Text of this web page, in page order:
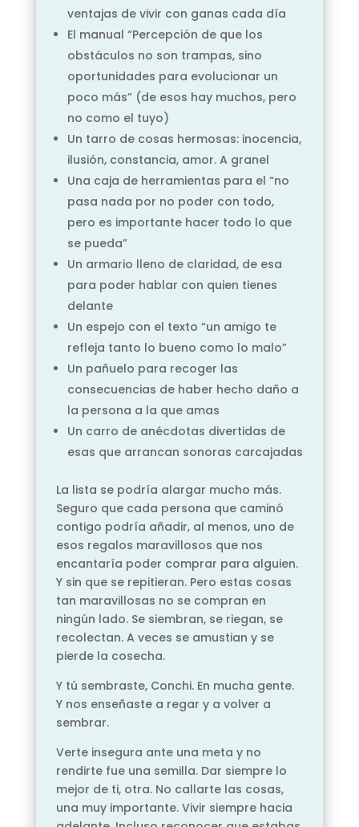
ventajas de vivir con ganas cada día
El manual “Percepción de que los
obstáculos no son trampas, sino
oportunidades para evolucionar un
poco más” (de esos hay muchos, pero
no como el tuyo)
Un tarro de cosas hermosas: inocencia,
ilusión, constancia, amor. A granel
Una caja de herramientas para el “no
pasa nada por no poder con todo,
pero es importante hacer todo lo que
se pueda”
Un armario lleno de claridad, de esa
para poder hablar con quien tienes
delante
Un espejo con el texto “un amigo te
refleja tanto lo bueno como lo malo”
Un pañuelo para recoger las
consecuencias de haber hecho daño a
la persona a la que amas
Un carro de anécdotas divertidas de
esas que arrancan sonoras carcajadas
La lista se podría alargar mucho más.
Seguro que cada persona que caminó
contigo podría añadir, al menos, uno de
esos regalos maravillosos que nos
encantaría poder comprar para alguien.
Y sin que se repitieran. Pero estas cosas
tan maravillosas no se compran en
ningún lado. Se siembran, se riegan, se
recolectan. A veces se amustian y se
pierde la cosecha.
Y tú sembraste, Conchi. En mucha gente.
Y nos enseñaste a regar y a volver a
sembrar.
Verte insegura ante una meta y no
rendirte fue una semilla. Dar siempre lo
mejor de ti, otra. No callarte las cosas,
una muy importante. Vivir siempre hacia